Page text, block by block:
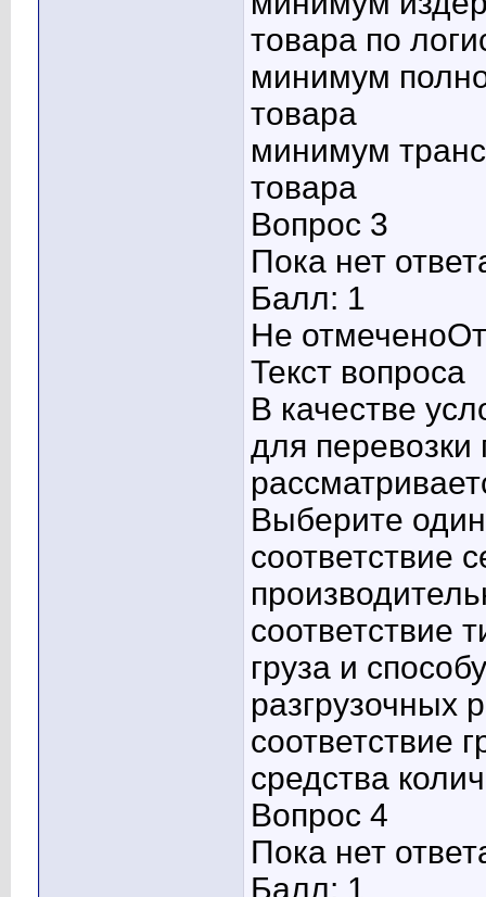
товара по
минимум
товара
минимум
товара
Вопрос 3
Пока нет
Балл: 1
Не
Текст вопроса
В качестве
для перевозки
Выберите
соответствие
соответствие
груза и
разгрузочных
соответствие
средства
Вопрос 4
Пока нет
Балл: 1